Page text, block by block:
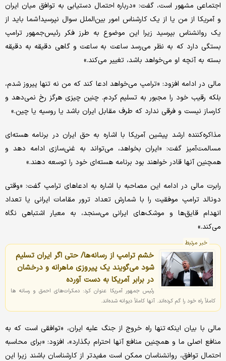
اجتماعی مشهور است، گفت: «درباره احتمال دستیابی به توافق میان ایران
و آمریکا از من یا از یک کارشناس امور بین‌الملل سوال نپرسید! شما باید از
یک روانشناس بپرسید زیرا این موضوع به طرز فکر رئیس‌جمهور ترامپ
بستگی دارد که به نظر می‌رسد ساعت به ساعت و گاهی دقیقه به دقیقه
بسته به آنچه او می‌خواهد باشد، تغییر می‌کند.»
مالی در ادامه افزود: «ترامپ می‌خواهد ادعا کند که من نه تنها پیروز شدم،
بلکه رقیب خود را مجبور به تسلیم کردم. چنین چیزی هرگز رخ نمی‌دهد و
کارساز نیست و فرقی ندارد که طرف مقابل ایران باشد یا روسیه یا چین.»
مذاکره‌کننده ارشد پیشین آمریکا با اشاره به حق ایران در برنامه هسته‌ای
مسالمت‌آمیز گفت: «ایران بخواهد، می‌تواند به غنی‌سازی ادامه دهد و
همچنین آنها قادر خواهند بود برنامه هسته‌ای خود را توسعه دهند.»
رابرت مالی در ادامه این مصاحبه با اشاره به ادعاهای ترامپ گفت: «وقتی
دونالد ترامپ موفقیت را با شمارش تعداد ترور مقامات ایرانی یا تعداد
انهدام قایق‌ها و موشک‌های ایرانی می‌سنجد، به معیار اشتباهی نگاه
می‌کند.»
خبر مرتبط
خشم ترامپ از رسانه‌ها/ حتی اگر ایران تسلیم
شود می‌گویند یک پیروزی ماهرانه و درخشان
در برابر آمریکا به دست آورده
رئیس جمهور آمریکا عنوان کرد: دمکرات‌های احمق و رسانه ها
کاملاً راه خود را گم کرده‌اند. آنها کاملاً دیوانه شده‌اند.
مالی با بیان اینکه تنها راه خروج از جنگ علیه ایران، «توافقی است که به
منافع اصلی ما و همچنین منافع آنها احترام بگذارد»، افزود: «برای محاسبه
احتمال توافق، روانشناسان ممکن است مفیدتر از کارشناسان باشند زیرا این